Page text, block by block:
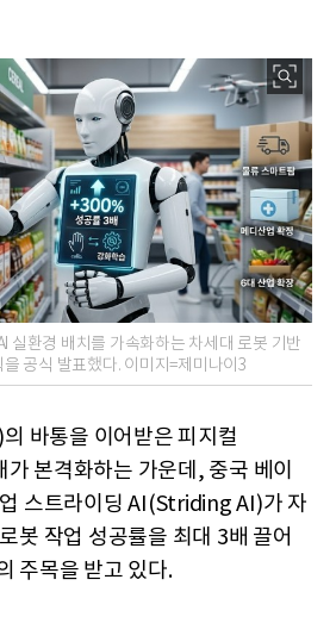
실환경 배치를 가속화하는 차세대 로봇 기반
공식 발표했다. 이미지=제미나이3
바통을 이어받은 피지컬
본격화하는 가운데, 중국 베이
스트라이딩 AI(Striding AI)가 자
봇 작업 성공률을 최대 3배 끌어
주목을 받고 있다.